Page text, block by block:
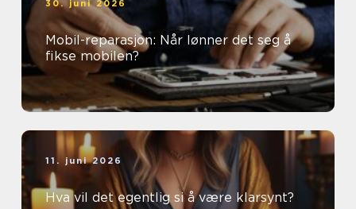
30. juni 2026
Mobil-reparasjon: Når lønner det seg å
fikse mobilen?
11. juni 2026
Hva vil det egentlig si å være klarsynt?